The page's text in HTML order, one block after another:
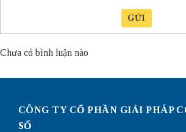
GỬI
Chưa có bình luận nào
CÔNG TY CỔ PHẦN GIẢI PHÁP
SỐ